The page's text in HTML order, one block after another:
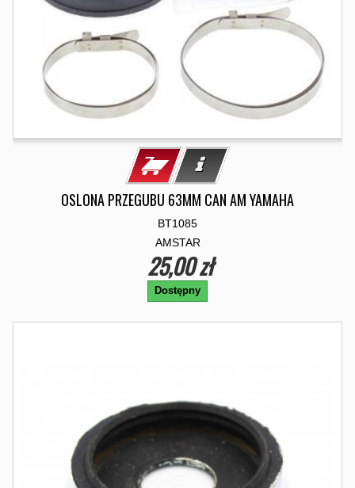
OSLONA PRZEGUBU 63MM CAN AM YAMAHA
BT1085
AMSTAR
25,00 zł
Dostępny